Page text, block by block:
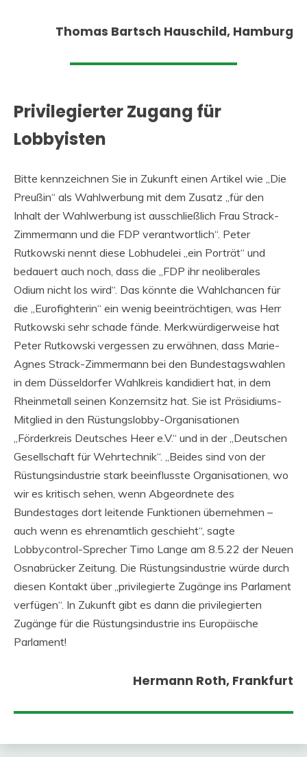
Thomas Bartsch Hauschild, Hamburg
Privilegierter Zugang für
Lobbyisten
Bitte kennzeichnen Sie in Zukunft einen Artikel wie „Die
Preußin“ als Wahlwerbung mit dem Zusatz „für den
Inhalt der Wahlwerbung ist ausschließlich Frau Strack-
Zimmermann und die FDP verantwortlich“. Peter
Rutkowski nennt diese Lobhudelei „ein Porträt“ und
bedauert auch noch, dass die „FDP ihr neoliberales
Odium nicht los wird“. Das könnte die Wahlchancen für
die „Eurofighterin“ ein wenig beeinträchtigen, was Herr
Rutkowski sehr schade fände. Merkwürdigerweise hat
Peter Rutkowski vergessen zu erwähnen, dass Marie-
Agnes Strack-Zimmermann bei den Bundestagswahlen
in dem Düsseldorfer Wahlkreis kandidiert hat, in dem
Rheinmetall seinen Konzernsitz hat. Sie ist Präsidiums-
Mitglied in den Rüstungslobby-Organisationen
„Förderkreis Deutsches Heer e.V.“ und in der „Deutschen
Gesellschaft für Wehrtechnik“. „Beides sind von der
Rüstungsindustrie stark beeinflusste Organisationen, wo
wir es kritisch sehen, wenn Abgeordnete des
Bundestages dort leitende Funktionen übernehmen –
auch wenn es ehrenamtlich geschieht“, sagte
Lobbycontrol-Sprecher Timo Lange am 8.5.22 der Neuen
Osnabrücker Zeitung. Die Rüstungsindustrie würde durch
diesen Kontakt über „privilegierte Zugänge ins Parlament
verfügen“. In Zukunft gibt es dann die privilegierten
Zugänge für die Rüstungsindustrie ins Europäische
Parlament!
Hermann Roth, Frankfurt